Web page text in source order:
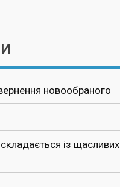
новообраного
із щасливих